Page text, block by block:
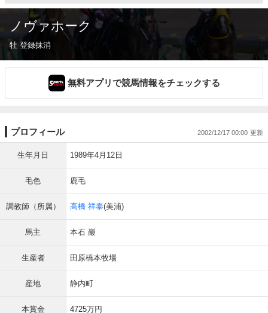
ノヴァホーク
牡 登録抹消
無料アプリで競馬情報をチェックする
プロフィール 2002/12/17 00:00
生年月日 1989年4月12日
毛色 鹿毛
調教師（所属） 高橋 祥泰(美浦)
馬主 本石 巖
生産者 田原橋本牧場
産地 静内町
本賞金 4725万円